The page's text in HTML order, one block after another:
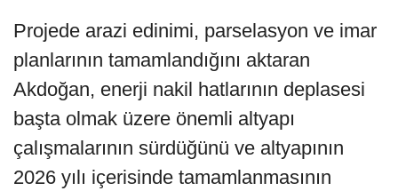
Projede arazi edinimi, parselasyon ve imar
planlarının tamamlandığını aktaran
Akdoğan, enerji nakil hatlarının deplasesi
başta olmak üzere önemli altyapı
çalışmalarının sürdüğünü ve altyapının
2026 yılı içerisinde tamamlanmasının